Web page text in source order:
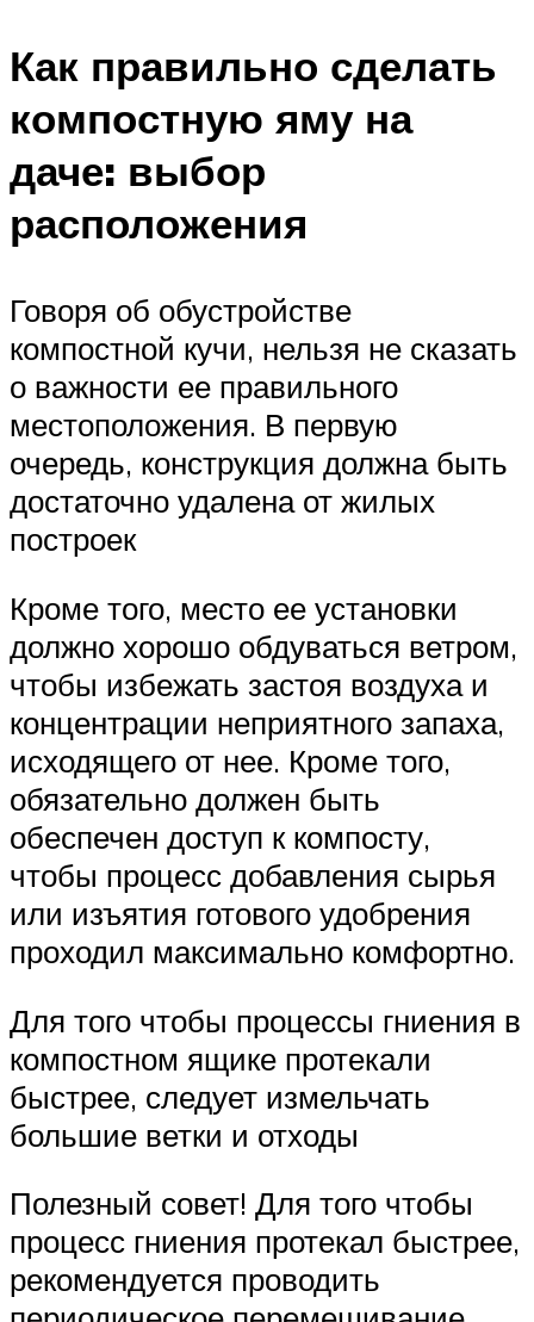
Как правильно сделать
компостную яму на
даче: выбор
расположения
Говоря об обустройстве
компостной кучи, нельзя не сказать
о важности ее правильного
местоположения. В первую
очередь, конструкция должна быть
достаточно удалена от жилых
построек
Кроме того, место ее установки
должно хорошо обдуваться ветром,
чтобы избежать застоя воздуха и
концентрации неприятного запаха,
исходящего от нее. Кроме того,
обязательно должен быть
обеспечен доступ к компосту,
чтобы процесс добавления сырья
или изъятия готового удобрения
проходил максимально комфортно.
Для того чтобы процессы гниения в
компостном ящике протекали
быстрее, следует измельчать
большие ветки и отходы
Полезный совет! Для того чтобы
процесс гниения протекал быстрее,
рекомендуется проводить